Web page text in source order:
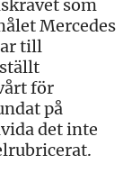
som
Mercedes
till
för
på
det inte